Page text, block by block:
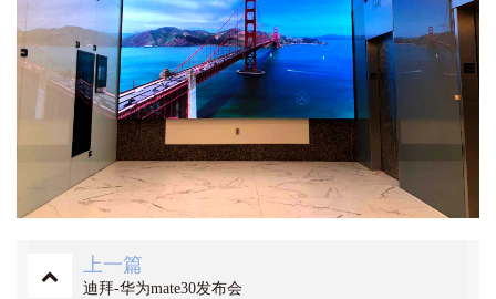
上一篇
迪拜-华为mate30发布会